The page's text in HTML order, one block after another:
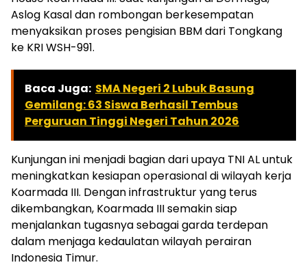
Aslog Kasal dan rombongan berkesempatan
menyaksikan proses pengisian BBM dari Tongkang
ke KRI WSH-991.
Baca Juga: SMA Negeri 2 Lubuk Basung
Gemilang: 63 Siswa Berhasil Tembus
Perguruan Tinggi Negeri Tahun 2026
Kunjungan ini menjadi bagian dari upaya TNI AL untuk
meningkatkan kesiapan operasional di wilayah kerja
Koarmada III. Dengan infrastruktur yang terus
dikembangkan, Koarmada III semakin siap
menjalankan tugasnya sebagai garda terdepan
dalam menjaga kedaulatan wilayah perairan
Indonesia Timur.